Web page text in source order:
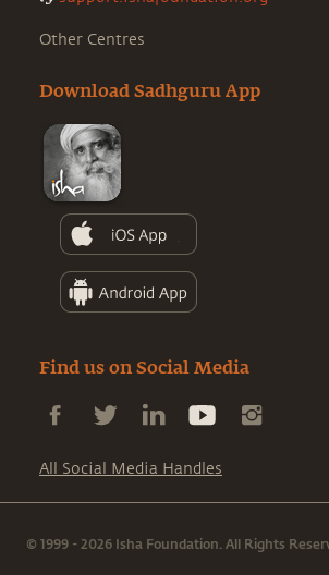
Other Centres
Download Sadhguru App
Find us on Social Media
All Social Media Handles
© 1999 - 2026 Isha Foundation. All Rights